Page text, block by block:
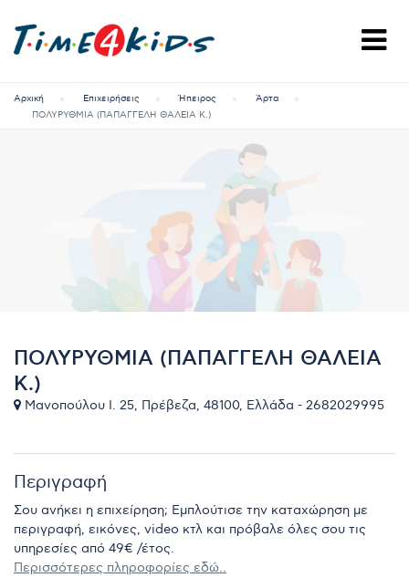
Αρχική Επιχειρήσεις Ήπειρος
Άρτα
ΠΟΛΥΡΥΘΜΙΑ (ΠΑΠΑΓΓΕΛΗ ΘΑΛΕΙΑ Κ.)
ΠΟΛΥΡΥΘΜΙΑ (ΠΑΠΑΓΓΕΛΗ ΘΑΛΕΙΑ
Κ.)
Μανοπούλου Ι. 25, Πρέβεζα, 48100, Ελλάδα - 2682029995
Περιγραφή
Σου ανήκει η επιχείρηση; Εμπλούτισε την καταχώρηση με
περιγραφή, εικόνες, video κτλ και πρόβαλε όλες σου τις
υπηρεσίες από 49€ /έτος.
Περισσότερες πληροφορίες εδώ..